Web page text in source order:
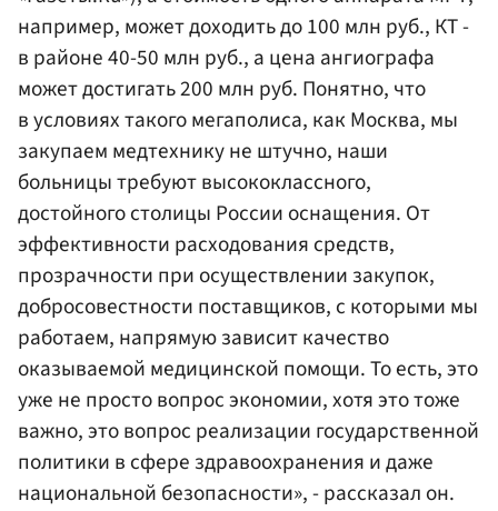
например, может доходить до 100 млн руб., КТ -
в районе 40-50 млн руб., а цена ангиографа
может достигать 200 млн руб. Понятно, что
в условиях такого мегаполиса, как Москва, мы
закупаем медтехнику не штучно, наши
больницы требуют высококлассного,
достойного столицы России оснащения. От
эффективности расходования средств,
прозрачности при осуществлении закупок,
добросовестности поставщиков, с которыми мы
работаем, напрямую зависит качество
оказываемой медицинской помощи. То есть, это
уже не просто вопрос экономии, хотя это тоже
важно, это вопрос реализации государственной
политики в сфере здравоохранения и даже
национальной безопасности», - рассказал он.